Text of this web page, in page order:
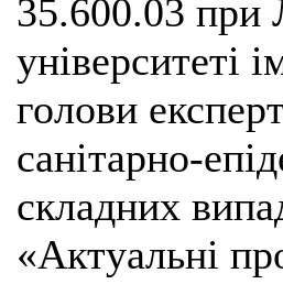
35.600.03 при
університеті
голови
санітарно-
складних
«Актуальні